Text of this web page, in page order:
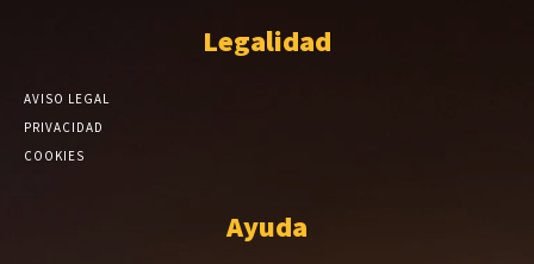
Legalidad
AVISO LEGAL
PRIVACIDAD
COOKIES
Ayuda